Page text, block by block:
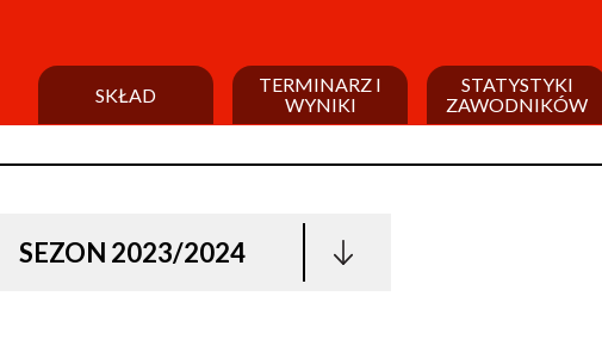
SKŁAD
TERMINARZ I
WYNIKI
STATYSTYKI
ZAWODNIKÓW
SEZON 2023/2024